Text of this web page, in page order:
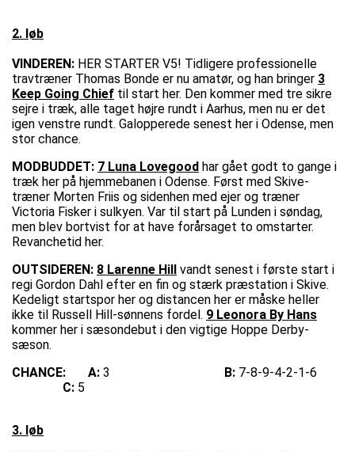
2. løb
VINDEREN: HER STARTER V5! Tidligere professionelle
travtræner Thomas Bonde er nu amatør, og han bringer 3
Keep Going Chief til start her. Den kommer med tre sikre
sejre i træk, alle taget højre rundt i Aarhus, men nu er det
igen venstre rundt. Galopperede senest her i Odense, men
stor chance.
MODBUDDET: 7 Luna Lovegood har gået godt to gange i
træk her på hjemmebanen i Odense. Først med Skive-
træner Morten Friis og sidenhen med ejer og træner
Victoria Fisker i sulkyen. Var til start på Lunden i søndag,
men blev bortvist for at have forårsaget to omstarter.
Revanchetid her.
OUTSIDEREN: 8 Larenne Hill
vandt senest i første start i
regi Gordon Dahl efter en fin og stærk præstation i Skive.
Kedeligt startspor her og distancen her er måske heller
ikke til Russell Hill-sønnens fordel. 9 Leonora By Hans
kommer her i sæsondebut i den vigtige Hoppe Derby-
sæson.
CHANCE:
A: 3 B: 7-8-9-4-2-1-6
C: 5
3. løb